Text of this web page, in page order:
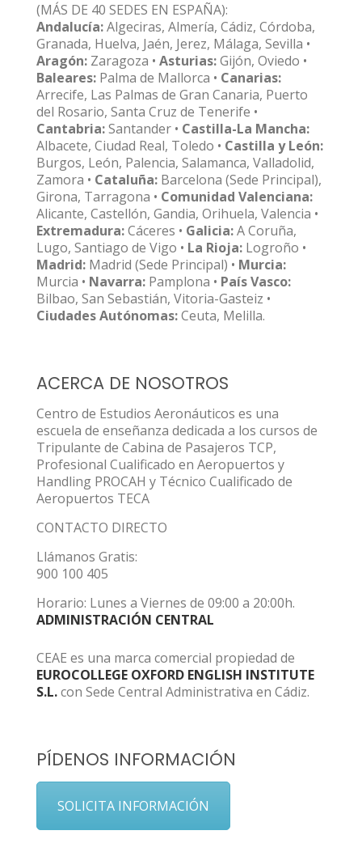
(MÁS DE 40 SEDES EN ESPAÑA):
Andalucía:Algeciras, Almería, Cádiz, Córdoba,
Granada, Huelva, Jaén, Jerez, Málaga, Sevilla •
Aragón: Zaragoza • Asturias:Gijón, Oviedo •
Baleares: Palma de Mallorca • Canarias:
Arrecife, Las Palmas de Gran Canaria, Puerto
del Rosario, Santa Cruz de Tenerife •
Cantabria:Santander • Castilla-La Mancha:
Albacete, Ciudad Real, Toledo • Castilla y León:
Burgos, León, Palencia, Salamanca, Valladolid,
Zamora • Cataluña: Barcelona (Sede Principal),
Girona, Tarragona • Comunidad Valenciana:
Alicante, Castellón, Gandia, Orihuela, Valencia •
Extremadura:Cáceres • Galicia:A Coruña,
Lugo, Santiago de Vigo • La Rioja: Logroño •
Madrid: Madrid (Sede Principal) • Murcia:
Murcia • Navarra: Pamplona • País Vasco:
Bilbao, San Sebastián, Vitoria-Gasteiz •
Ciudades Autónomas:Ceuta, Melilla.
ACERCA DE NOSOTROS
Centro de Estudios Aeronáuticos es una
escuela de enseñanza dedicada a los cursos de
Tripulante de Cabina de Pasajeros TCP,
Profesional Cualificado en Aeropuertos y
Handling PROCAH y Técnico Cualificado de
Aeropuertos TECA
CONTACTO DIRECTO
Llámanos Gratis:
900 100 405
Horario: Lunes a Viernes de 09:00 a 20:00h.
ADMINISTRACIÓN CENTRAL
CEAE es una marca comercial propiedad de
EUROCOLLEGE OXFORD ENGLISH INSTITUTE
S.L.con Sede Central Administrativa en Cádiz.
PÍDENOS INFORMACIÓN
SOLICITA INFORMACIÓN